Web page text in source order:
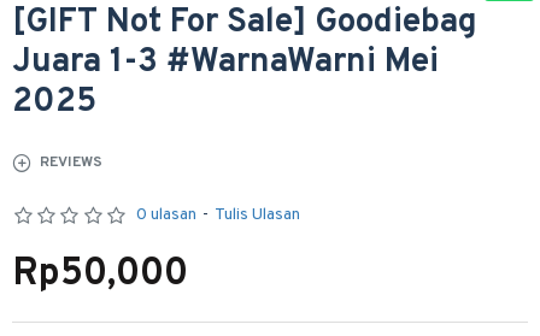
[GIFT Not For Sale] Goodiebag
Juara 1-3 #WarnaWarni Mei
2025
REVIEWS
0 ulasan - Tulis Ulasan
Rp50,000